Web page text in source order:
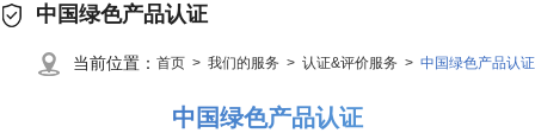
中国绿色产品认证
当前位置： 首页 > 我们的服务 > 认证&评价服务 > 中国绿色产品认证
中国绿色产品认证